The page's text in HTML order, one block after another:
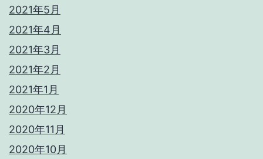
2021年5月
2021年4月
2021年3月
2021年2月
2021年1月
2020年12月
2020年11月
2020年10月